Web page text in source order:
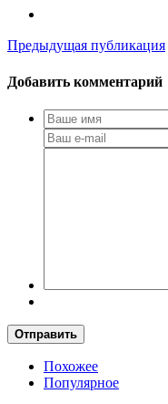
Предыдущая публикация
Добавить комментарий
Отправить
Похожее
Популярное